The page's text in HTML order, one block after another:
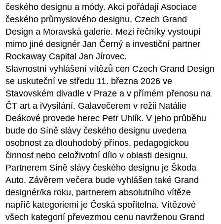
českého designu a módy. Akci pořádají Asociace
českého průmyslového designu, Czech Grand
Design a Moravská galerie. Mezi řečníky vystoupí
mimo jiné designér Jan Černý a investiční partner
Rockaway Capital Jan Jírovec.
Slavnostní vyhlášení vítězů cen Czech Grand Design
se uskuteční ve středu 11. března 2026 ve
Stavovském divadle v Praze a v přímém přenosu na
ČT art a iVysílání. Galavečerem v režii Natálie
Deákové provede herec Petr Uhlík. V jeho průběhu
bude do Síně slávy českého designu uvedena
osobnost za dlouhodobý přínos, pedagogickou
činnost nebo celoživotní dílo v oblasti designu.
Partnerem Síně slávy českého designu je Škoda
Auto. Závěrem večera bude vyhlášen také Grand
designér/ka roku, partnerem absolutního vítěze
napříč kategoriemi je Česká spořitelna. Vítězové
všech kategorií převezmou cenu navrženou Grand